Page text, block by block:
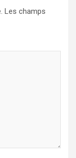
Les champs